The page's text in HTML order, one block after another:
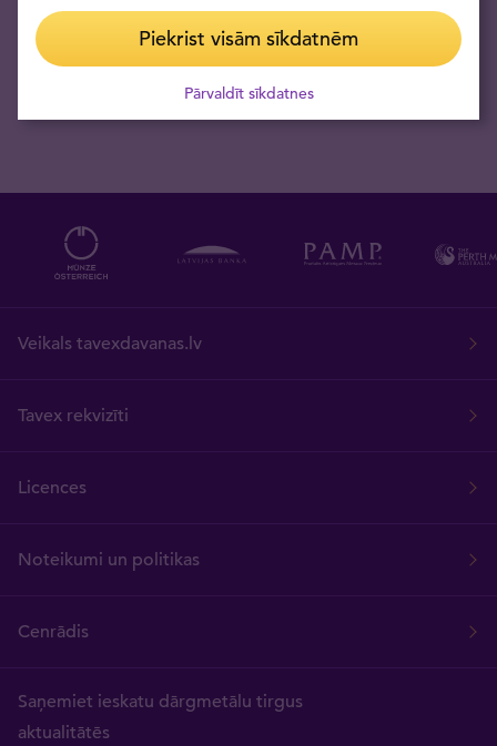
Veikals tavexdavanas.lv
Tavex rekvizīti
Licences
Noteikumi un politikas
Cenrādis
Saņemiet ieskatu dārgmetālu tirgus
aktualitātēs
Piekrist visām sīkdatnēm
Pārvaldīt sīkdatnes